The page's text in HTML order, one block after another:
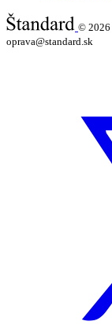
© 2026
oprava@standard.sk